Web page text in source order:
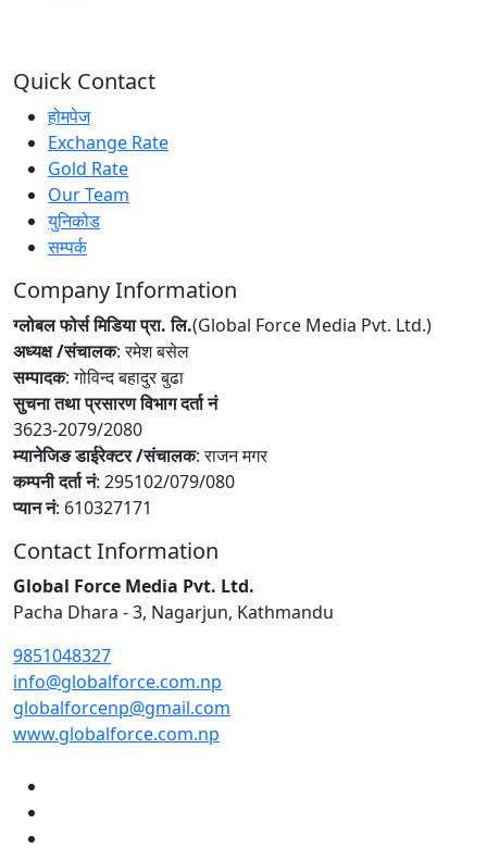
Quick Contact
होमपेज
Exchange Rate
Gold Rate
Our Team
युनिकोड
सम्पर्क
Company Information
ग्लोबल फोर्स मिडिया प्रा. लि.(Global Force Media Pvt. Ltd.)
अध्यक्ष /संचालक: रमेश बसेल
सम्पादक: गोविन्द बहादुर बुढा
सुचना तथा प्रसारण विभाग दर्ता नं
3623-2079/2080
म्यानेजिङ डाईरेक्टर /संचालक: राजन मगर
कम्पनी दर्ता नं: 295102/079/080
प्यान नं: 610327171
Contact Information
Global Force Media Pvt. Ltd.
Pacha Dhara - 3, Nagarjun, Kathmandu
9851048327
info@globalforce.com.np
globalforcenp@gmail.com
www.globalforce.com.np